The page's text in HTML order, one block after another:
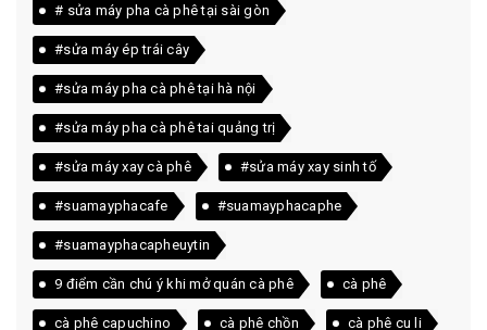
# sửa máy pha cà phê tại sài gòn
#sửa máy ép trái cây
#sửa máy pha cà phê tại hà nội
#sửa máy pha cà phê tai quảng trị
#sửa máy xay cà phê #sửa máy xay sinh tố
#suamayphacafe #suamayphacaphe
#suamayphacapheuytin
9 điểm cần chú ý khi mở quán cà phê cà phê
cà phê capuchino cà phê chồn cà phê cu li